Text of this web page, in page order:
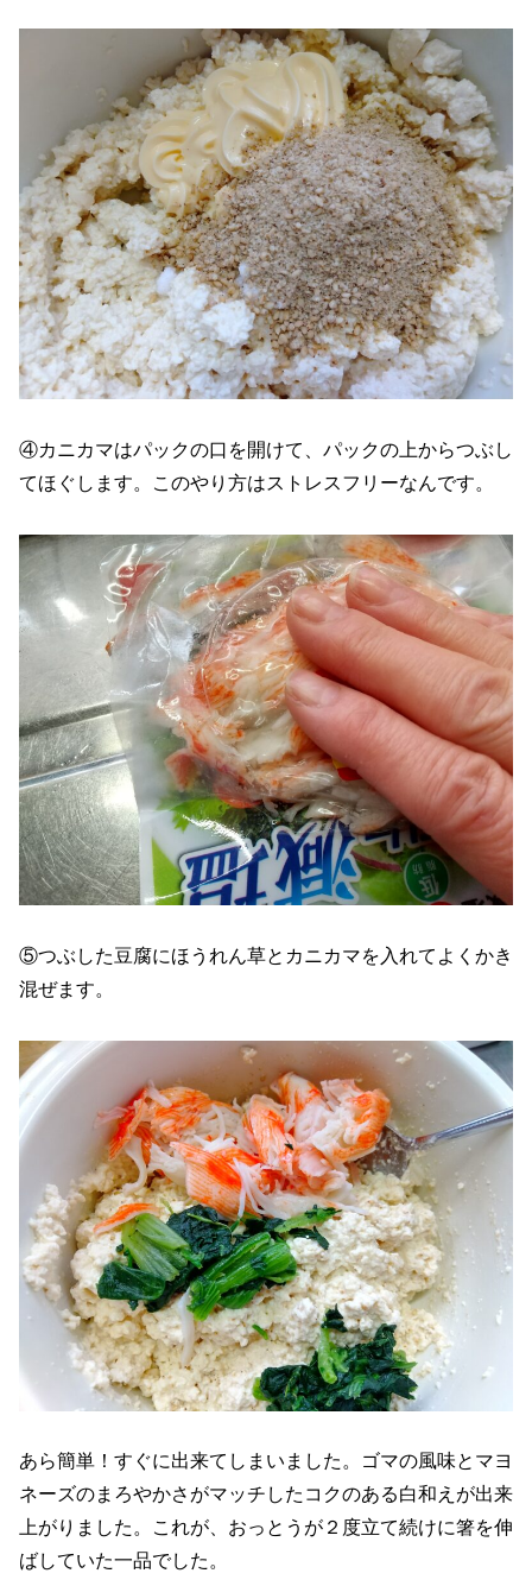
④カニカマはパックの口を開けて、パックの上からつぶし
てほぐします。このやり方はストレスフリーなんです。
⑤つぶした豆腐にほうれん草とカニカマを入れてよくかき
混ぜます。
あら簡単！すぐに出来てしまいました。ゴマの風味とマヨ
ネーズのまろやかさがマッチしたコクのある白和えが出来
上がりました。これが、おっとうが２度立て続けに箸を伸
ばしていた一品でした。